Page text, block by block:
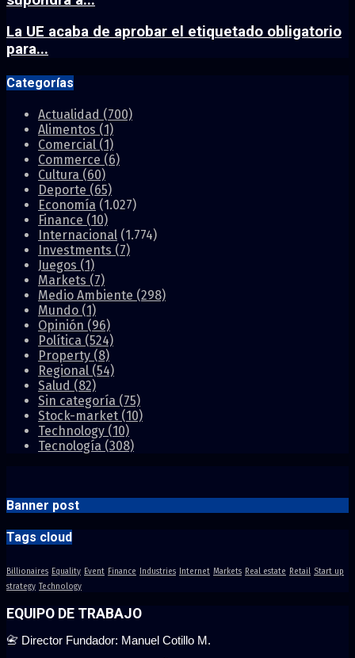
La UE acaba de aprobar el etiquetado obligatorio
para...
Categorías
Actualidad (700)
Alimentos (1)
Comercial (1)
Commerce (6)
Cultura (60)
Deporte (65)
Economía (1.027)
Finance (10)
Internacional (1.774)
Investments (7)
Juegos (1)
Markets (7)
Medio Ambiente (298)
Mundo (1)
Opinión (96)
Política (524)
Property (8)
Regional (54)
Salud (82)
Sin categoría (75)
Stock-market (10)
Technology (10)
Tecnología (308)
Banner post
Tags cloud
Billionaires Equality Event Finance Industries Internet Markets Real estate Retail Start up
strategy Technology
EQUIPO DE TRABAJO
📇 Director Fundador: Manuel Cotillo M.